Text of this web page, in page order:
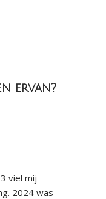
ervan?
viel mij
2024 was